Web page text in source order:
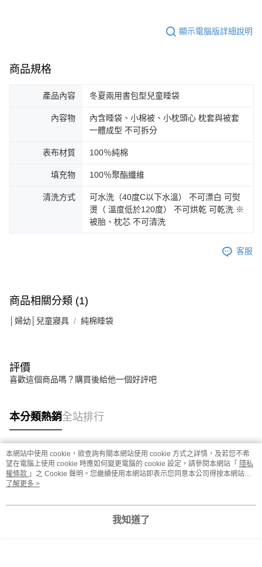
顯示電腦版詳細說明
商品規格
產品內容 冬夏兩用書包型兒童睡袋
內容物
內含睡袋、小棉被、小枕頭心 枕套與被套
一體成型 不可拆分
表布材質 100％純棉
填充物 100％聚酯纖維
清洗方式
可水洗（40度C以下水溫） 不可漂白 可熨
燙（ 溫度低於120度） 不可烘乾 可乾洗 ※
被胎、枕芯 不可清洗
客服
商品相關分類 (1)
│婦幼│兒童寢具 純棉睡袋
評價
喜歡這個商品嗎？購買後給他一個好評吧
本分類熱銷全站排行
熱門標籤
本網站中使用 cookie，欲查詢有關本網站使用 cookie 方式之詳情，及若您不希
望在電腦上使用 cookie 時應如何變更電腦的 cookie 設定，請參閱本網站「 隱私
權條款 」之 Cookie 聲明。您繼續使用本網站即表示您同意本公司得按本網站使
用條款之 Cookie 聲明使用 cookie。
了解更多 >
我知道了